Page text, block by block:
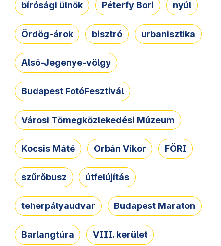
bírósági ülnök Péterfy Bori nyúl
Ördög-árok bisztró urbanisztika
Alsó-Jegenye-völgy
Budapest FotóFesztivál
Városi Tömegközlekedési Múzeum
Kocsis Máté Orbán Vikor FÖRI
szűrőbusz útfelújítás
teherpályaudvar Budapest Maraton
Barlangtúra VIII. kerület